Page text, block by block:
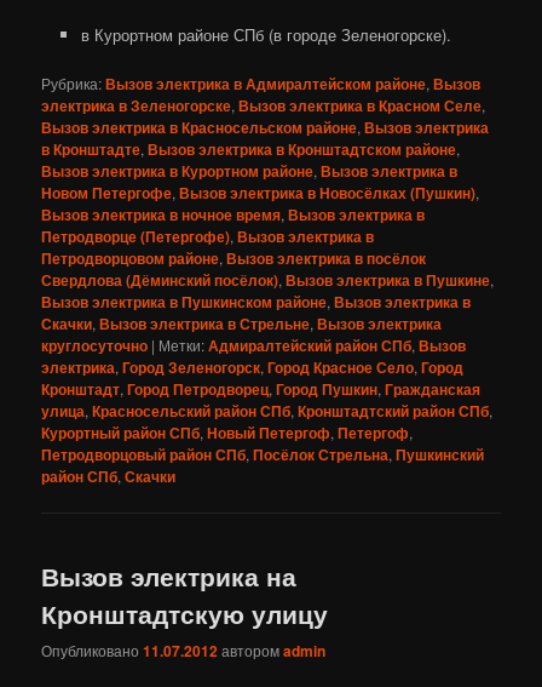
в Курортном районе СПб (в городе Зеленогорске).
Рубрика:Вызов электрика в Адмиралтейском районе,Вызов
электрика в Зеленогорске,Вызов электрика в Красном Селе,
Вызов электрика в Красносельском районе,Вызов электрика
в Кронштадте,Вызов электрика в Кронштадтском районе,
Вызов электрика в Курортном районе,Вызов электрика в
Новом Петергофе,Вызов электрика в Новосёлках (Пушкин),
Вызов электрика в ночное время,Вызов электрика в
Петродворце (Петергофе),Вызов электрика в
Петродворцовом районе,Вызов электрика в посёлок
Свердлова (Дёминский посёлок),Вызов электрика в Пушкине,
Вызов электрика в Пушкинском районе,Вызов электрика в
Скачки,Вызов электрика в Стрельне,Вызов электрика
круглосуточно | Метки:Адмиралтейский район СПб,Вызов
электрика,Город Зеленогорск,Город Красное Село,Город
Кронштадт,Город Петродворец,Город Пушкин,Гражданская
улица,Красносельский район СПб,Кронштадтский район СПб,
Курортный район СПб,Новый Петергоф,Петергоф,
Петродворцовый район СПб,Посёлок Стрельна,Пушкинский
район СПб,Скачки
Вызов электрика на
Кронштадтскую улицу
Опубликовано11.07.2012авторомadmin